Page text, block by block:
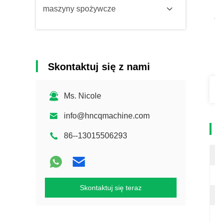
maszyny spożywcze
Skontaktuj się z nami
Ms. Nicole
info@hncqmachine.com
86--13015506293
Skontaktuj się teraz